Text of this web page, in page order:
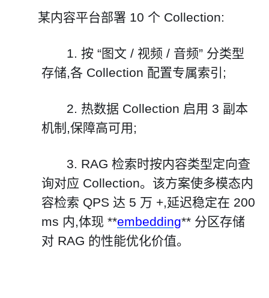
某内容平台部署 10 个 Collection:
1. 按 “图文 / 视频 / 音频” 分类型
存储,各 Collection 配置专属索引;
2. 热数据 Collection 启用 3 副本
机制,保障高可用;
3. RAG 检索时按内容类型定向查
询对应 Collection。该方案使多模态内
容检索 QPS 达 5 万 +,延迟稳定在 200
ms 内,体现 **embedding** 分区存储
对 RAG 的性能优化价值。